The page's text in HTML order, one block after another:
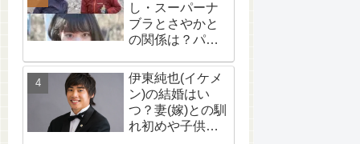
し・スーパーナ
ブラとさやかと
の関係は？パク
り】What is the
relationship
between Rin no
Inaka Kurashi,
Super Nabura,
伊東純也(イケメ
ン)の結婚はい
つ？妻(嫁)との馴
れ初めや子供に